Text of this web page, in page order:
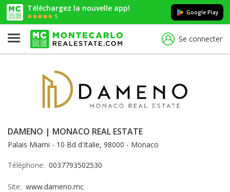
Téléchargez la nouvelle app!
5
Google Play
Se connecter
DAMENO | MONACO REAL ESTATE
Palais Miami - 10 Bd d'Italie, 98000 - Monaco
Téléphone: 0037793502530
Site: www.dameno.mc